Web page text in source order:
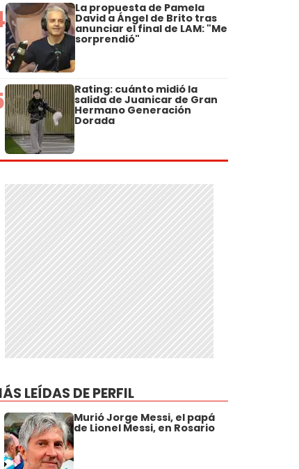
La propuesta de Pamela
David a Ángel de Brito tras
anunciar el final de LAM: "Me
sorprendió"
Rating: cuánto midió la
salida de Juanicar de Gran
Hermano Generación
Dorada
LEÍDAS DE PERFIL
Murió Jorge Messi, el papá
de Lionel Messi, en Rosario